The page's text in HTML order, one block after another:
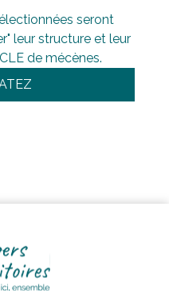
seront
leur structure et leur
de mécènes.